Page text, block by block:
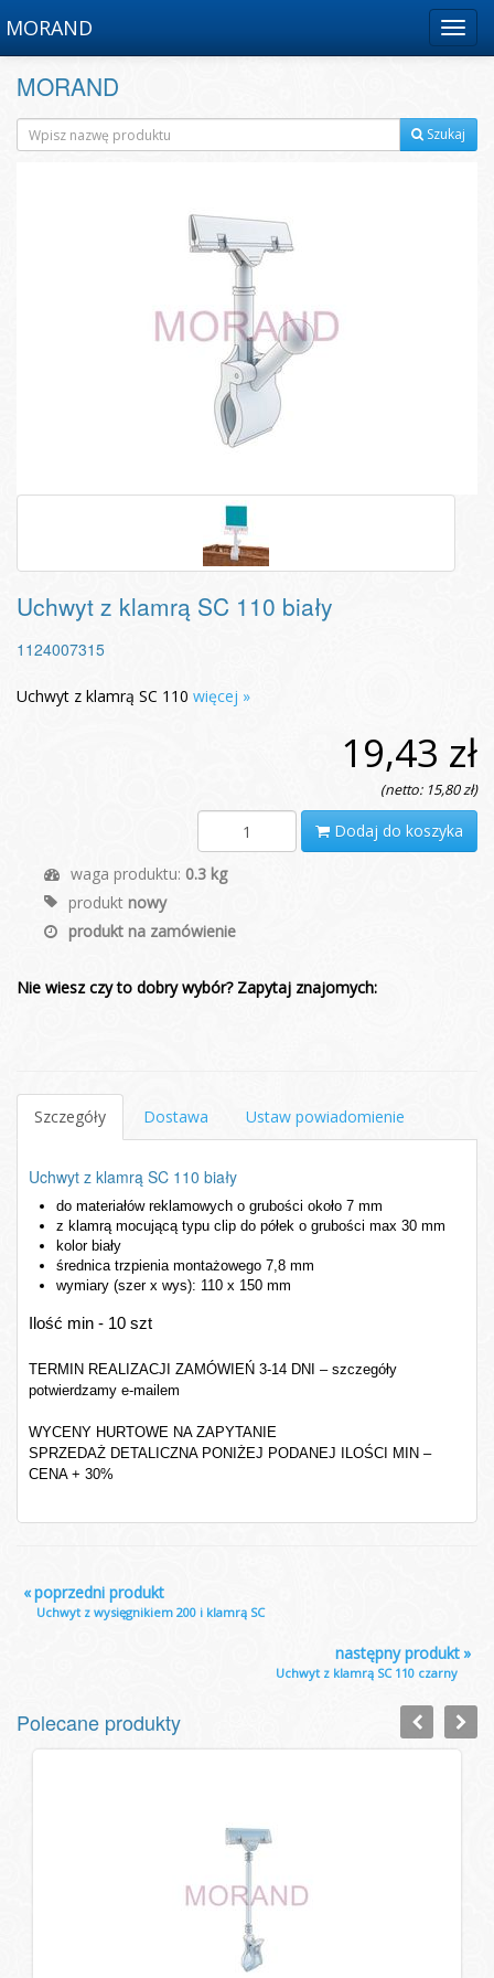
Menu
MORAND
MORAND
Szukaj
Uchwyt z klamrą SC 110 biały
1124007315
Uchwyt z klamrą SC 110 więcej »
19,43 zł
(netto: 15,80 zł)
Dodaj do koszyka
waga produktu: 0.3 kg
produkt nowy
produkt na zamówienie
Nie wiesz czy to dobry wybór? Zapytaj znajomych:
Szczegóły Dostawa Ustaw powiadomienie
Uchwyt z klamrą SC 110 biały
do materiałów reklamowych o grubości około 7 mm
z klamrą mocującą typu clip do półek o grubości max 30 mm
kolor biały
średnica trzpienia montażowego 7,8 mm
wymiary (szer x wys): 110 x 150 mm
Ilość min - 10 szt
TERMIN REALIZACJI ZAMÓWIEŃ 3-14 DNI – szczegóły
potwierdzamy e-mailem
WYCENY HURTOWE NA ZAPYTANIE
SPRZEDAŻ DETALICZNA PONIŻEJ PODANEJ ILOŚCI MIN –
CENA + 30%
«poprzedni produkt
Uchwyt z wysięgnikiem 200 i klamrą SC
»
następny produkt
Uchwyt z klamrą SC 110 czarny
Polecane produkty